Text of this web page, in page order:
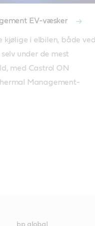
EV-væsker
kjølige i elbilen, både ved
under de mest
med Castrol ON
Management-
bp global